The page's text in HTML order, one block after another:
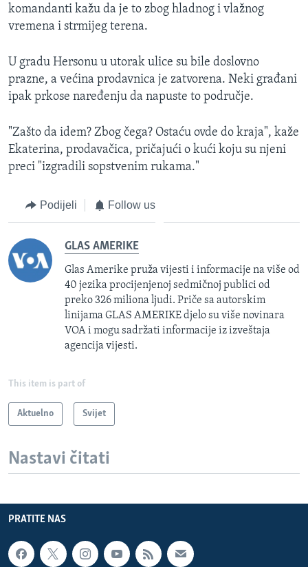
komandanti kažu da je to zbog hladnog i vlažnog
vremena i strmijeg terena.
U gradu Hersonu u utorak ulice su bile doslovno
prazne, a većina prodavnica je zatvorena. Neki građani
ipak prkose naređenju da napuste to područje.
"Zašto da idem? Zbog čega? Ostaću ovde do kraja", kaže
Ekaterina, prodavačica, pričajući o kući koju su njeni
preci "izgradili sopstvenim rukama."
Podijeli Follow us
GLAS AMERIKE
Glas Amerike pruža vijesti i informacije na više od
40 jezika procijenjenoj sedmičnoj publici od
preko 326 miliona ljudi. Priče sa autorskim
linijama GLAS AMERIKE djelo su više novinara
VOA i mogu sadržati informacije iz izveštaja
agencija vijesti.
This item is part of
Aktuelno Svijet
Nastavi čitati
PRATITE NAS